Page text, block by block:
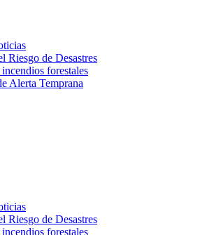
Riesgo de Desastres
forestales
Alerta Temprana
Riesgo de Desastres
forestales